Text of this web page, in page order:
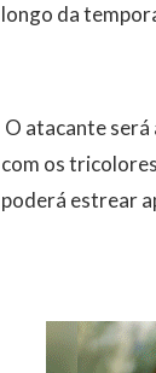
longo da
O atacante
com os
poderá estrear